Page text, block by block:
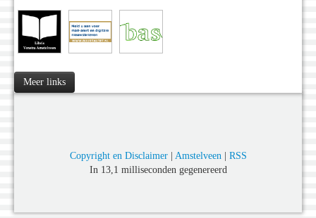
Meer links
Copyright en Disclaimer| Amstelveen| RSS
In 13,1 milliseconden gegenereerd